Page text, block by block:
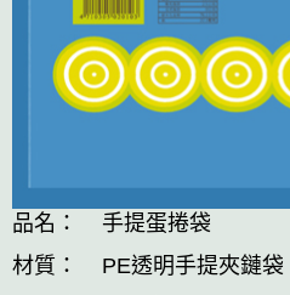
品名： 手提蛋捲袋
材質： PE透明手提夾鏈袋